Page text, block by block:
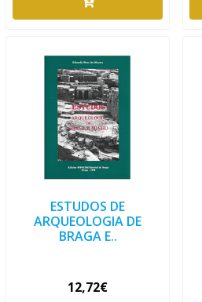
ESTUDOS DE
ARQUEOLOGIA DE
BRAGA E..
12,72€